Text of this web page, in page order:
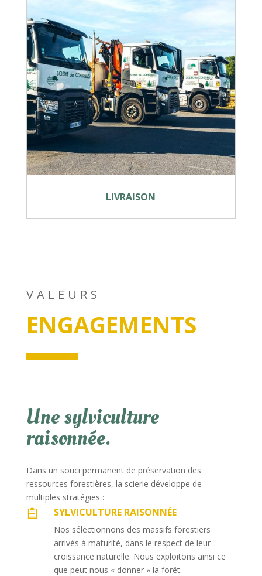
LIVRAISON
VALEURS
ENGAGEMENTS
Une sylviculture
raisonnée.
Dans un souci permanent de préservation des
ressources forestières, la scierie développe de
multiples stratégies :
 SYLVICULTURE RAISONNÉE
Nos sélectionnons des massifs forestiers
arrivés à maturité, dans le respect de leur
croissance naturelle. Nous exploitons ainsi ce
que peut nous « donner » la forêt.